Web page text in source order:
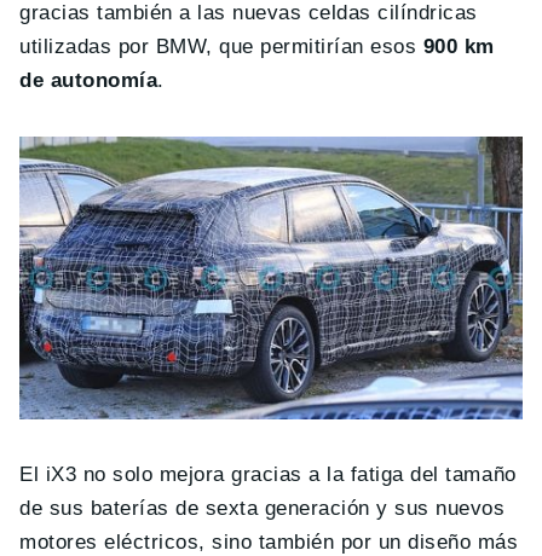
gracias también a las nuevas celdas cilíndricas
utilizadas por BMW, que permitirían esos 900 km
de autonomía.
El iX3 no solo mejora gracias a la fatiga del tamaño
de sus baterías de sexta generación y sus nuevos
motores eléctricos, sino también por un diseño más